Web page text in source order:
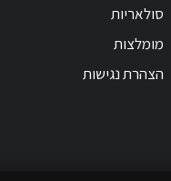
סולאריות
מומלצות
הצהרת נגישות